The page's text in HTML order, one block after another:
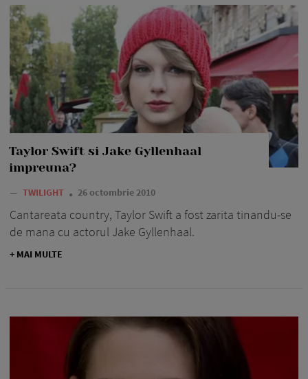
Taylor Swift si Jake Gyllenhaal
impreuna?
— TWILIGHT 26 octombrie 2010
Cantareata country, Taylor Swift a fost zarita tinandu-se
de mana cu actorul Jake Gyllenhaal.
+ MAI MULTE